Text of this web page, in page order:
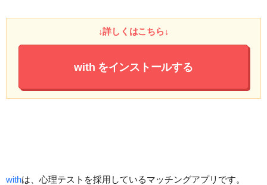
↓詳しくはこちら↓
with をインストールする
withは、心理テストを採用しているマッチングアプリです。